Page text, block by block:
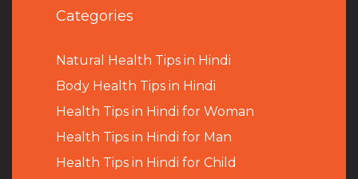
Categories
Natural Health Tips in Hindi
Body Health Tips in Hindi
Health Tips in Hindi for Woman
Health Tips in Hindi for Man
Health Tips in Hindi for Child